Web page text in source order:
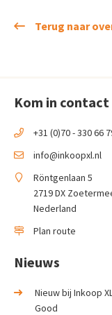
Terug naar
Kom in contact
+31 (0)70 - 330 66
info@inkoopxl.nl
Röntgenlaan 5
2719 DX
Nederland
Plan route
Nieuws
Nieuw bij Inkoop
Good